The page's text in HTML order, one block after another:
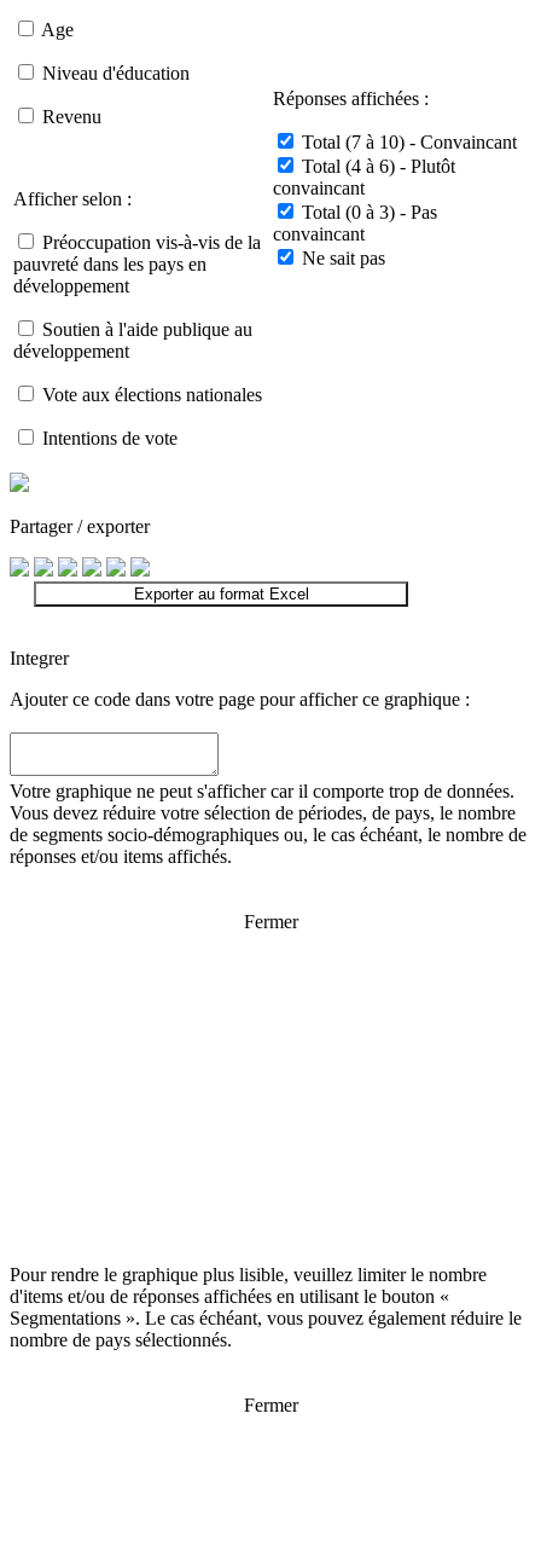
Age
Niveau d'éducation
Revenu
Afficher selon :
Préoccupation vis-à-vis de la
pauvreté dans les pays en
développement
Soutien à l'aide publique au
développement
Vote aux élections nationales
Intentions de vote
Réponses affichées :
Total (7 à 10) - Convaincant
Total (4 à 6) - Plutôt
convaincant
Total (0 à 3) - Pas
convaincant
Ne sait pas
Partager / exporter
Exporter au format Excel
Integrer
Ajouter ce code dans votre page pour afficher ce graphique :
Votre graphique ne peut s'afficher car il comporte trop de données.
Vous devez réduire votre sélection de périodes, de pays, le nombre
de segments socio-démographiques ou, le cas échéant, le nombre de
réponses et/ou items affichés.
Fermer
Pour rendre le graphique plus lisible, veuillez limiter le nombre
d'items et/ou de réponses affichées en utilisant le bouton «
Segmentations ». Le cas échéant, vous pouvez également réduire le
nombre de pays sélectionnés.
Fermer